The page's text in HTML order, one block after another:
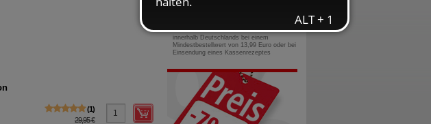
1
29,95 €
gebührenfreie Rufnummer
innerhalb Deutschlands bei einem
Mindestbestellwert von 13,99 Euro oder bei
Einsendung eines Kassenrezeptes